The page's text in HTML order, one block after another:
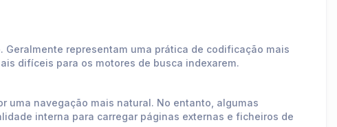
representam uma prática de codificação mais
difíceis para os motores de busca indexarem.
uma navegação mais natural. No entanto, algumas
interna para carregar páginas externas e ficheiros de